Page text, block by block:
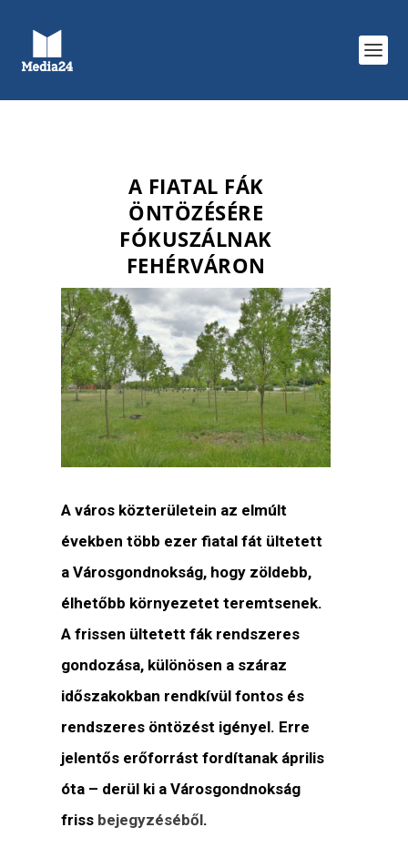
A FIATAL FÁK
ÖNTÖZÉSÉRE
FÓKUSZÁLNAK
FEHÉRVÁRON
A város közterületein az elmúlt
években több ezer fiatal fát ültetett
a Városgondnokság, hogy zöldebb,
élhetőbb környezetet teremtsenek.
A frissen ültetett fák rendszeres
gondozása, különösen a száraz
időszakokban rendkívül fontos és
rendszeres öntözést igényel. Erre
jelentős erőforrást fordítanak április
óta – derül ki a Városgondnokság
friss bejegyzéséből.